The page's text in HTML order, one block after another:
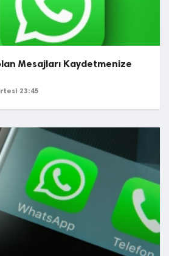
Mesajları Kaydetmenize
23:45